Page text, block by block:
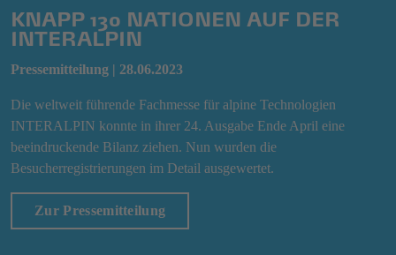
KNAPP 130 NATIONEN AUF DER
INTERALPIN
Pressemitteilung | 28.06.2023
Die weltweit führende Fachmesse für alpine Technologien
INTERALPIN konnte in ihrer 24. Ausgabe Ende April eine
beeindruckende Bilanz ziehen. Nun wurden die
Besucherregistrierungen im Detail ausgewertet.
Zur Pressemitteilung